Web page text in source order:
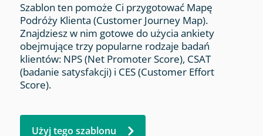
Szablon ten pomoże Ci przygotować Mapę
Podróży Klienta (Customer Journey Map).
Znajdziesz w nim gotowe do użycia ankiety
obejmujące trzy popularne rodzaje badań
klientów: NPS (Net Promoter Score), CSAT
(badanie satysfakcji) i CES (Customer Effort
Score).
Użyj tego szablonu